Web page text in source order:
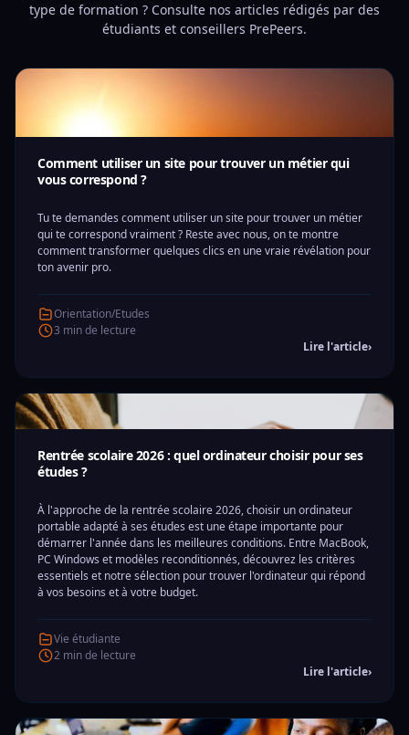
type de formation ? Consulte nos articles rédigés par des
étudiants et conseillers PrePeers.
Comment utiliser un site pour trouver un métier qui
vous correspond ?
Tu te demandes comment utiliser un site pour trouver un métier
qui te correspond vraiment ? Reste avec nous, on te montre
comment transformer quelques clics en une vraie révélation pour
ton avenir pro.
Orientation/Etudes
3 min de lecture
Lire l'article›
Rentrée scolaire 2026 : quel ordinateur choisir pour ses
études ?
À l'approche de la rentrée scolaire 2026, choisir un ordinateur
portable adapté à ses études est une étape importante pour
démarrer l'année dans les meilleures conditions. Entre MacBook,
PC Windows et modèles reconditionnés, découvrez les critères
essentiels et notre sélection pour trouver l'ordinateur qui répond
à vos besoins et à votre budget.
Vie étudiante
2 min de lecture
Lire l'article›